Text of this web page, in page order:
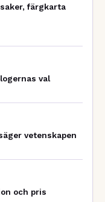
färgkarta
val
vetenskapen
och pris